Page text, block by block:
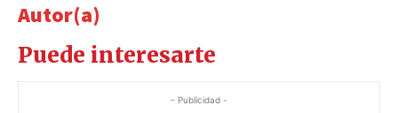
Autor(a)
Puede interesarte
- Publicidad -